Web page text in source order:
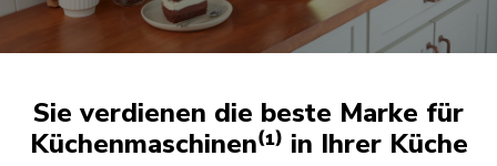
Sie verdienen die beste Marke für
Küchenmaschinen⁽¹⁾ in Ihrer Küche